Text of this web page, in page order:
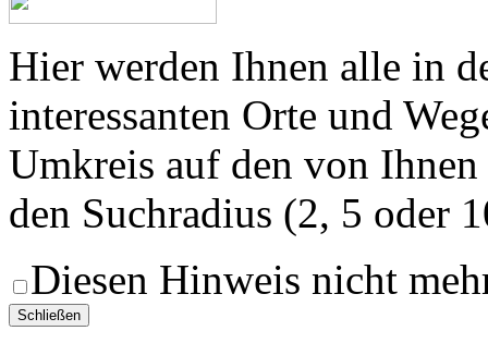
Hier werden Ihnen alle in
interessanten Orte und
Umkreis auf den von
den Suchradius (2, 5 oder
Diesen Hinweis nicht
Schließen